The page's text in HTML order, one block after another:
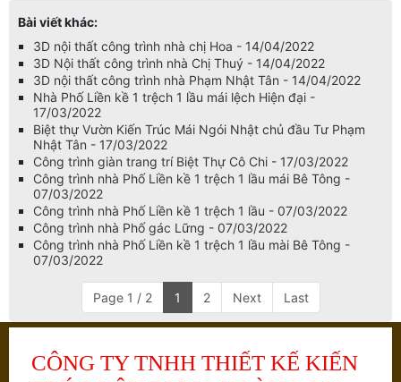
Bài viết khác:
3D nội thất công trình nhà chị Hoa - 14/04/2022
3D Nội thất công trình nhà Chị Thuý - 14/04/2022
3D nội thất công trình nhà Phạm Nhật Tân - 14/04/2022
Nhà Phố Liền kề 1 trệch 1 lầu mái lệch Hiện đại -
17/03/2022
Biệt thự Vườn Kiến Trúc Mái Ngói Nhật chủ đầu Tư Phạm
Nhật Tân - 17/03/2022
Công trình giàn trang trí Biệt Thự Cô Chi - 17/03/2022
Công trình nhà Phố Liền kề 1 trệch 1 lầu mái Bê Tông -
07/03/2022
Công trình nhà Phố Liền kề 1 trệch 1 lầu - 07/03/2022
Công trình nhà Phố gác Lững - 07/03/2022
Công trình nhà Phố Liền kề 1 trệch 1 lầu mài Bê Tông -
07/03/2022
Page 1 / 2 1 2 Next Last
CÔNG TY TNHH THIẾT KẾ KIẾN